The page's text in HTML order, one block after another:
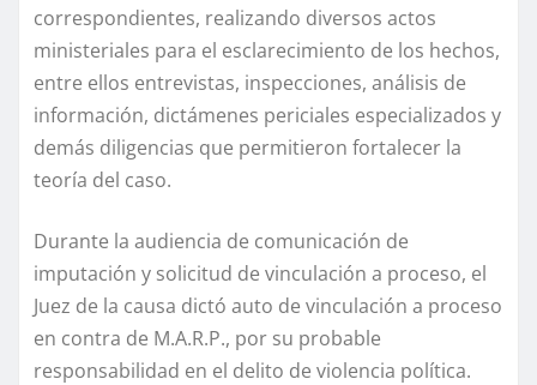
correspondientes, realizando diversos actos
ministeriales para el esclarecimiento de los hechos,
entre ellos entrevistas, inspecciones, análisis de
información, dictámenes periciales especializados y
demás diligencias que permitieron fortalecer la
teoría del caso.
Durante la audiencia de comunicación de
imputación y solicitud de vinculación a proceso, el
Juez de la causa dictó auto de vinculación a proceso
en contra de M.A.R.P., por su probable
responsabilidad en el delito de violencia política.